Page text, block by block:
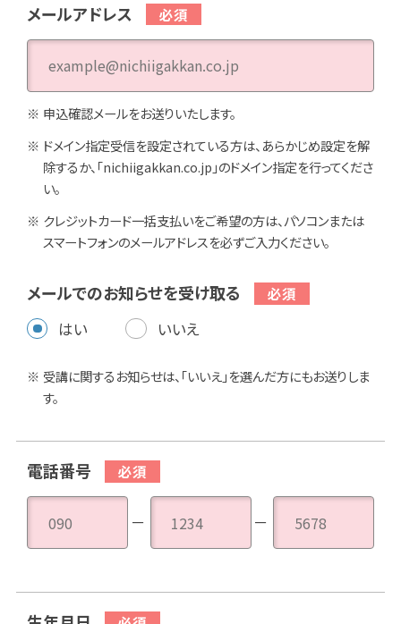
メールアドレス
申込確認メールをお送りいたします。
ドメイン指定受信を設定されている方は、あらかじめ設定を解
除するか、「nichiigakkan.co.jp」のドメイン指定を行ってくださ
い。
クレジットカード一括支払いをご希望の方は、パソコンまたは
スマートフォンのメールアドレスを必ずご入力ください。
メールでのお知らせを受け取る
はい いいえ
受講に関するお知らせは、「いいえ」を選んだ方にもお送りしま
す。
電話番号
－ －